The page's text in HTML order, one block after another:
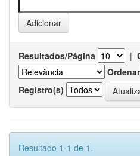
Resultados/Página |
Ordenar
Registro(s)
Resultado 1-1 de 1.